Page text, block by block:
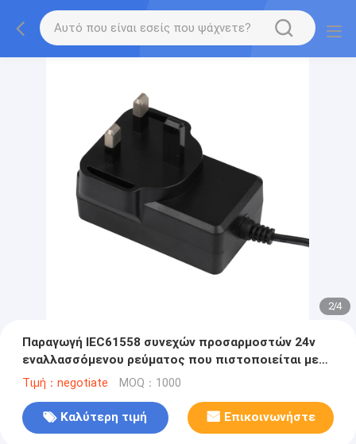
2/4
Παραγωγή IEC61558 συνεχών προσαρμοστών 24v
εναλλασσόμενου ρεύματος που πιστοποιείται με
το βρετανικό βούλωμα για τον εξαγνιστή αέρα
Τιμή：negotiate MOQ：1000
Καλύτερη τιμή Επικοινωνήστε